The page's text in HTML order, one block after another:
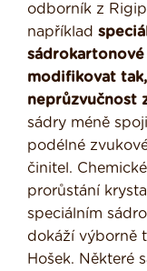
odborník z
například
modifikovat
neprůzvučnost
sádry méně
podélné
činitel.
prorůstání
speciálním
dokáží výborně
Hošek. Některé